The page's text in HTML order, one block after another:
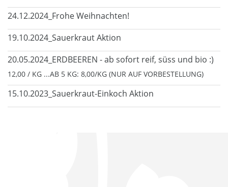
24.12.2024_Frohe Weihnachten!
19.10.2024_Sauerkraut Aktion
20.05.2024_ERDBEEREN - ab sofort reif, süss und bio :)
12,00 / KG ...AB 5 KG: 8,00/KG (NUR AUF VORBESTELLUNG)
15.10.2023_Sauerkraut-Einkoch Aktion